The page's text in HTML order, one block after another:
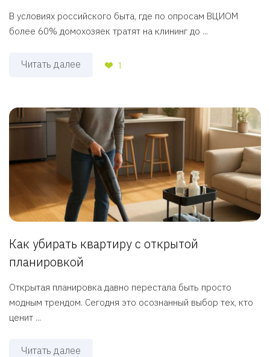
В условиях российского быта, где по опросам ВЦИОМ
более 60% домохозяек тратят на клининг до ...
Читать далее 1
Как убирать квартиру с открытой
планировкой
Открытая планировка давно перестала быть просто
модным трендом. Сегодня это осознанный выбор тех, кто
ценит ...
Читать далее